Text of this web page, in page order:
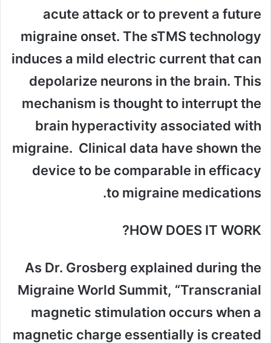
acute attack or to prevent a future
migraine onset. The sTMS technology
induces a mild electric current that can
depolarize neurons in the brain. This
mechanism is thought to interrupt the
brain hyperactivity associated with
migraine. Clinical data have shown the
device to be comparable in efficacy
to migraine medications.
HOW DOES IT WORK?
As Dr. Grosberg explained during the
Migraine World Summit, “Transcranial
magnetic stimulation occurs when a
magnetic charge essentially is created